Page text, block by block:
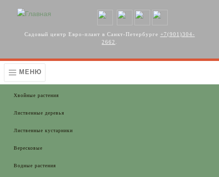
Садовый центр Евро-плант в Санкт-Петербурге +7(901)304-
2662
МЕНЮ
Хвойные растения
Лиственные деревья
Лиственные кустарники
Вересковые
Водные растения